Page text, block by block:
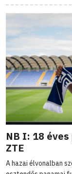
NB I: 18
ZTE
A hazai élvonalban